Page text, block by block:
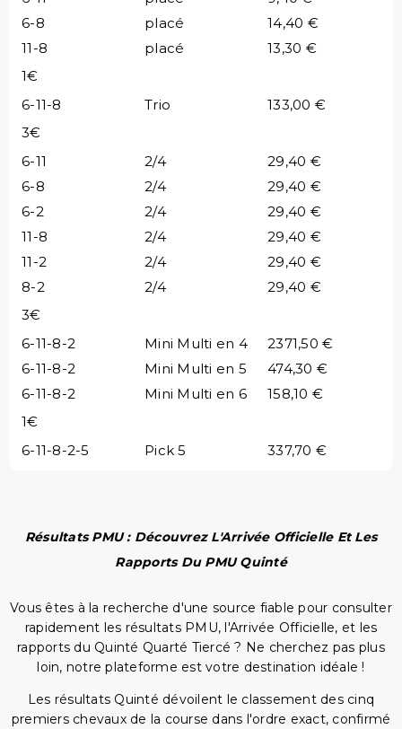
6-8
placé
14,40 €
11-8
placé
13,30 €
1€
6-11-8
Trio
133,00 €
3€
6-11
2/4
29,40 €
6-8
2/4
29,40 €
6-2
2/4
29,40 €
11-8
2/4
29,40 €
11-2
2/4
29,40 €
8-2
2/4
29,40 €
3€
6-11-8-2
Mini Multi en 4
2371,50 €
6-11-8-2
Mini Multi en 5
474,30 €
6-11-8-2
Mini Multi en 6
158,10 €
1€
6-11-8-2-5
Pick 5 337,70 €
Résultats PMU : Découvrez L'Arrivée Officielle Et Les
Rapports Du PMU Quinté
Vous êtes à la recherche d'une source fiable pour consulter
rapidement les résultats PMU, l'Arrivée Officielle, et les
rapports du Quinté Quarté Tiercé ? Ne cherchez pas plus
loin, notre plateforme est votre destination idéale !
Les résultats Quinté dévoilent le classement des cinq
premiers chevaux de la course dans l'ordre exact, confirmé